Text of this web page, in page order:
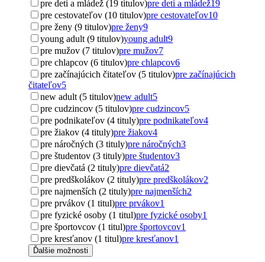
pre deti a mládež (19 titulov)pre deti a mládež19
pre cestovateľov (10 titulov)pre cestovateľov10
pre ženy (9 titulov)pre ženy9
young adult (9 titulov)young adult9
pre mužov (7 titulov)pre mužov7
pre chlapcov (6 titulov)pre chlapcov6
pre začínajúcich čitateľov (5 titulov)pre začínajúcich
čitateľov5
new adult (5 titulov)new adult5
pre cudzincov (5 titulov)pre cudzincov5
pre podnikateľov (4 tituly)pre podnikateľov4
pre žiakov (4 tituly)pre žiakov4
pre náročných (3 tituly)pre náročných3
pre študentov (3 tituly)pre študentov3
pre dievčatá (2 tituly)pre dievčatá2
pre predškolákov (2 tituly)pre predškolákov2
pre najmenších (2 tituly)pre najmenších2
pre prvákov (1 titul)pre prvákov1
pre fyzické osoby (1 titul)pre fyzické osoby1
pre športovcov (1 titul)pre športovcov1
pre kresťanov (1 titul)pre kresťanov1
Ďalšie možnosti